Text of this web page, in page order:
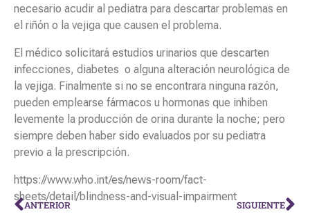
necesario acudir al pediatra para descartar problemas en
el riñón o la vejiga que causen el problema.
El médico solicitará estudios urinarios que descarten
infecciones, diabetes o alguna alteración neurológica de
la vejiga. Finalmente si no se encontrara ninguna razón,
pueden emplearse fármacos u hormonas que inhiben
levemente la producción de orina durante la noche; pero
siempre deben haber sido evaluados por su pediatra
previo a la prescripción.
https://www.who.int/es/news-room/fact-
sheets/detail/blindness-and-visual-impairment
ANTERIOR SIGUIENTE